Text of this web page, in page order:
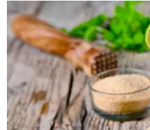
CAPELLI
SESSO
BAMBINO
DIETA